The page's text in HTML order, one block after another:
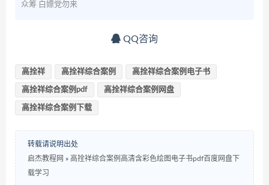
众筹 白嫖党勿来
QQ咨询
高拴祥 高拴祥综合案例 高拴祥综合案例电子书
高拴祥综合案例pdf 高拴祥综合案例网盘
高拴祥综合案例下载
转载请说明出处
启杰教程网 » 高拴祥综合案例高清含彩色绘图电子书pdf百度网盘下
载学习